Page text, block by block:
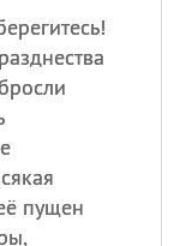
пущен